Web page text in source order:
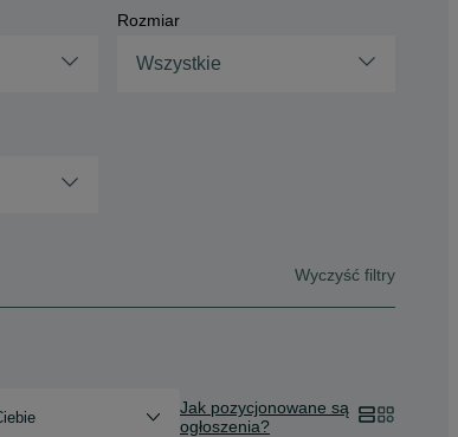
Rozmiar
Wszystkie
Wyczyść filtry
Jak pozycjonowane są
ogłoszenia?